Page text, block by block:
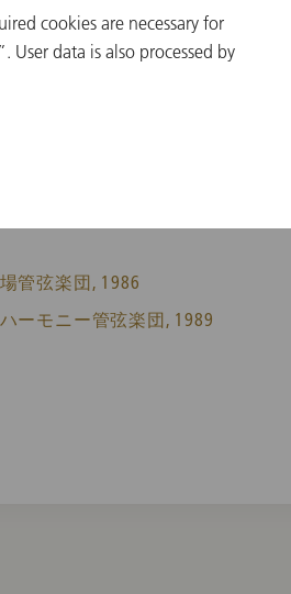
管弦楽団, 1986
ーモニー管弦楽団, 1989
cookies are necessary for
data is also processed by